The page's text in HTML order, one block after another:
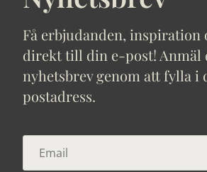
Få erbjudanden, inspiration
direkt till din e-post!
nyhetsbrev genom att fylla i
postadress.